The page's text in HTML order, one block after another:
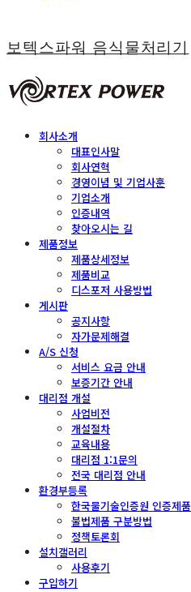
보텍스파워 음식물처리기
회사소개
대표인사말
회사연혁
경영이념 및 기업사훈
기업소개
인증내역
찾아오시는 길
제품정보
제품상세정보
제품비교
디스포저 사용방법
게시판
공지사항
자가문제해결
A/S 신청
서비스 요금 안내
보증기간 안내
대리점 개설
사업비전
개설절차
교육내용
대리점 1:1문의
전국 대리점 안내
환경부등록
한국물기술인증원 인증제품
불법제품 구분방법
정책토론회
설치갤러리
사용후기
구입하기